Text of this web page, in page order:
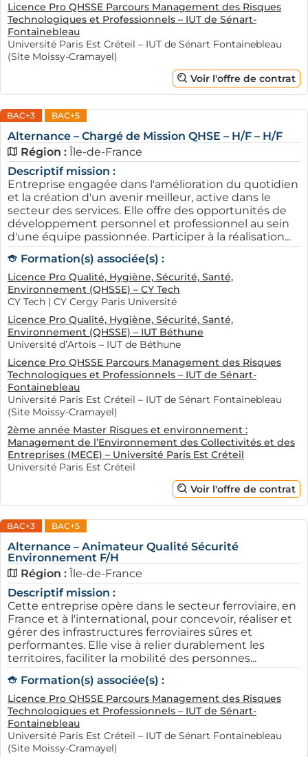
Licence Pro QHSSE Parcours Management des Risques
Technologiques et Professionnels – IUT de Sénart-
Fontainebleau
Université Paris Est Créteil – IUT de Sénart Fontainebleau
(Site Moissy-Cramayel)
Voir l'offre de contrat
BAC+3 BAC+5
Alternance – Chargé de Mission QHSE – H/F – H/F
Région : Île-de-France
Descriptif mission :
Entreprise engagée dans l'amélioration du quotidien
et la création d'un avenir meilleur, active dans le
secteur des services. Elle offre des opportunités de
développement personnel et professionnel au sein
d'une équipe passionnée. Participer à la réalisation...
Formation(s) associée(s) :
Licence Pro Qualité, Hygiène, Sécurité, Santé,
Environnement (QHSSE) – CY Tech
CY Tech | CY Cergy Paris Université
Licence Pro Qualité, Hygiène, Sécurité, Santé,
Environnement (QHSSE) – IUT Béthune
Université d’Artois – IUT de Béthune
Licence Pro QHSSE Parcours Management des Risques
Technologiques et Professionnels – IUT de Sénart-
Fontainebleau
Université Paris Est Créteil – IUT de Sénart Fontainebleau
(Site Moissy-Cramayel)
2ème année Master Risques et environnement :
Management de l’Environnement des Collectivités et des
Entreprises (MECE) – Université Paris Est Créteil
Université Paris Est Créteil
Voir l'offre de contrat
BAC+3 BAC+5
Alternance – Animateur Qualité Sécurité
Environnement F/H
Région : Île-de-France
Descriptif mission :
Cette entreprise opère dans le secteur ferroviaire, en
France et à l'international, pour concevoir, réaliser et
gérer des infrastructures ferroviaires sûres et
performantes. Elle vise à relier durablement les
territoires, faciliter la mobilité des personnes...
Formation(s) associée(s) :
Licence Pro QHSSE Parcours Management des Risques
Technologiques et Professionnels – IUT de Sénart-
Fontainebleau
Université Paris Est Créteil – IUT de Sénart Fontainebleau
(Site Moissy-Cramayel)